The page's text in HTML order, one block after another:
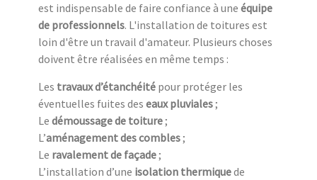
est indispensable de faire confiance à une équipe
de professionnels. L'installation de toitures est
loin d'être un travail d'amateur. Plusieurs choses
doivent être réalisées en même temps :
Les travaux d’étanchéité pour protéger les
éventuelles fuites des eaux pluviales;
Le démoussage de toiture;
L’aménagement des combles;
Le ravalement de façade;
L’installation d’une isolation thermiquede